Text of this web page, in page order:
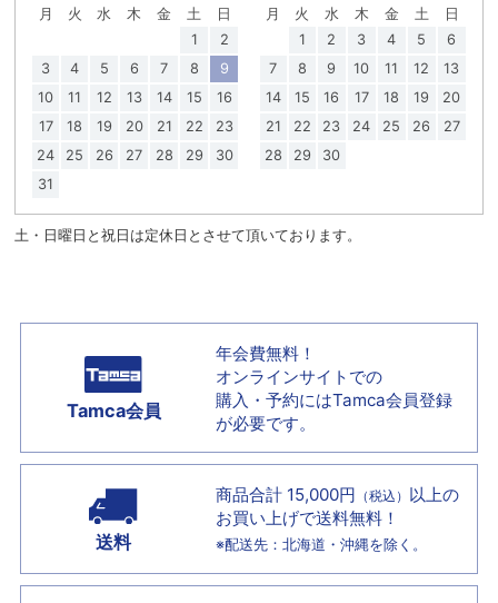
月 火 水 木 金 土
日
1
2
3
4 5 6 7 8
9
10
11 12 13 14 15
16
17
18 19 20 21 22
23
24
25 26 27 28 29
30
31
月 火 水 木 金 土
日
1
2 3 4 5
6
7
8 9 10 11 12
13
14
15 16 17 18 19
20
21
22 23 24 25 26
27
28
29 30
土・日曜日と祝日は定休日とさせて頂いております。
Tamca会員
年会費無料！
オンラインサイトでの
購入・予約にはTamca会員登録
が必要です。
送料
商品合計 15,000円 （税込） 以上の
お買い上げで送料無料！
※配送先：北海道・沖縄を除く。